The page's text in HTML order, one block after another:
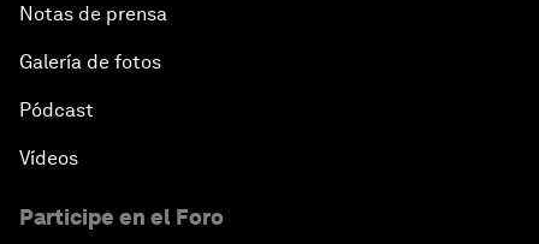
Notas de prensa
Galería de fotos
Pódcast
Vídeos
Participe en el Foro